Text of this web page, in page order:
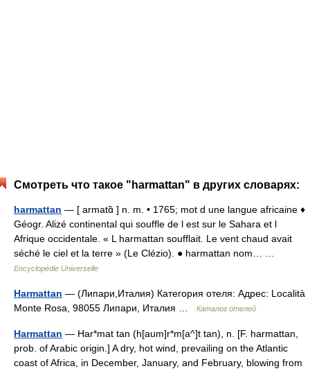
Смотреть что такое "harmattan" в других словарях:
harmattan — [ armatɑ̃ ] n. m. • 1765; mot d une langue africaine ♦
Géogr. Alizé continental qui souffle de l est sur le Sahara et l
Afrique occidentale. « L harmattan soufflait. Le vent chaud avait
séché le ciel et la terre » (Le Clézio). ● harmattan nom… …
Encyclopédie Universelle
Harmattan — (Липари,Италия) Категория отеля: Адрес: Località
Monte Rosa, 98055 Липари, Италия …
Каталог отелей
Harmattan — Har*mat tan (h[aum]r*m[a^]t tan), n. [F. harmattan,
prob. of Arabic origin.] A dry, hot wind, prevailing on the Atlantic
coast of Africa, in December, January, and February, blowing from